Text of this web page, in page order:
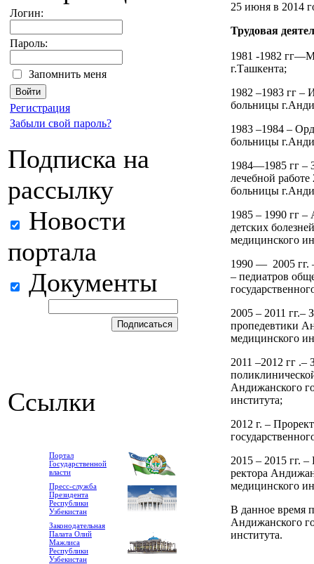
Логин:
Пароль:
Запомнить меня
Регистрация
Забыли свой пароль?
Подписка на
рассылку
Новости
портала
Документы
Ссылки
Портал
Государственной
власти
Пресс-служба
Президента
Республики
Узбекистан
Законодательная
Палата Олий
Мажлиса
Республики
Узбекистан
25 июня в 2014
Трудовая
1981 -1982
г.Ташкента;
1982 –1983 гг –
больницы
1983 –1984 –
больницы
1984—1985 гг –
лечебной
больницы
1985 – 1990 гг –
детских
медицинского
1990 — 2005 гг.
– педиатров
2005 – 2011
пропедевтики
медицинского
2011 –2012 гг
Андижанского
института;
2012 г. –
2015 – 2015 гг.
ректора
медицинского
В данное время
Андижанского
института.